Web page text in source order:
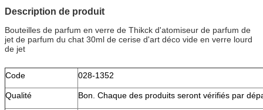
Description de produit
Bouteilles de parfum en verre de Thikck d'atomiseur de parfum de
jet de parfum du chat 30ml de cerise d'art déco vide en verre lourd
de jet
Code 028-1352
Qualité Bon. Chaque des produits seront vérifiés par